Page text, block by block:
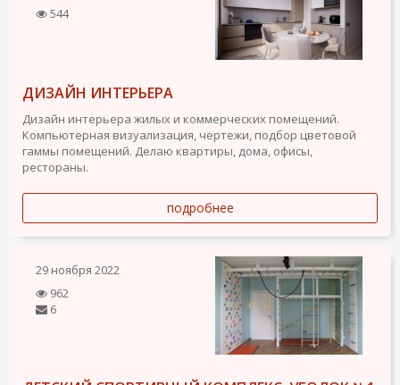
544
ДИЗАЙН ИНТЕРЬЕРА
Дизайн интерьера жилых и коммерческих помещений.
Компьютерная визуализация, чертежи, подбор цветовой
гаммы помещений. Делаю квартиры, дома, офисы,
рестораны.
подробнее
29 ноября 2022
962
6